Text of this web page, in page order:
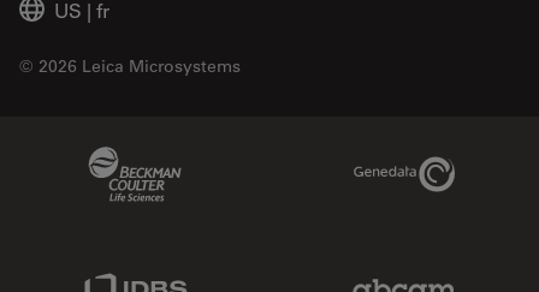
US | fr
© 2026 Leica Microsystems
Genedata Link